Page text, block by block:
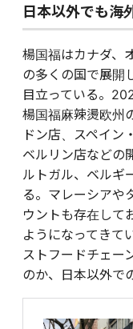
日本以外でも海
楊国福はカナダ、
の多くの国で展開
目立っている。
楊国福麻辣燙欧州
ドン店、スペイン
ベルリン店などの
ルトガル、ベルギ
る。マレーシアや
ウントも存在して
ようになってきて
ストフードチェー
のか、日本以外で